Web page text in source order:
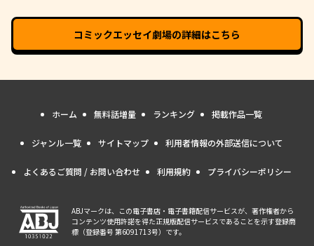
コミックエッセイ劇場の詳細はこちら
ホーム 無料話増量 ランキング 掲載作品一覧
ジャンル一覧 サイトマップ 利用者情報の外部送信について
よくあるご質問 / お問い合わせ 利用規約 プライバシーポリシー
ABJマークは、この電子書店・電子書籍配信サービスが、著作権者から
コンテンツ使用許諾を得た正規版配信サービスであることを示す登録商
標（登録番号 第6091713号）です。